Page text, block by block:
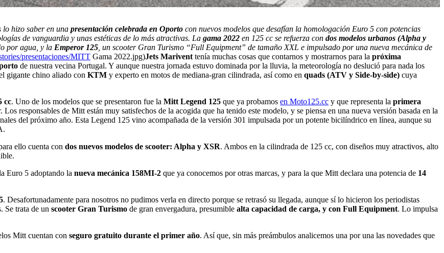
lo hizo saber en una presentación celebrada en Oporto con nuevos modelos que desafían la homologación Euro 5 con potencias
de vanguardia y unas estéticas de lo más atractivas. La gama 2022 en 125 cc se refuerza con dos modelos urbanos (Alpha y
por agua, y la Emperor 125 , un scooter Gran Turismo “Full Equipment” de tamaño XXL e impulsado por una nueva mecánica de
presentaciones/MITT Gama 2022.jpg)Jets Marivent tenía muchas cosas que contarnos y mostrarnos para la próxima
de nuestra vecina Portugal. Y aunque nuestra jornada estuvo dominada por la lluvia, la meteorología no deslució para nada los
gigante chino aliado con KTM y experto en motos de mediana-gran cilindrada, así como en quads (ATV y Side-by-side) cuya
cc. Uno de los modelos que se presentaron fue la Mitt Legend 125 que ya probamos en Moto125.cc y que representa la primera
Los responsables de Mitt están muy satisfechos de la acogida que ha tenido este modelo, y se piensa en una nueva versión basada en la
del próximo año. Esta Legend 125 vino acompañada de la versión 301 impulsada por un potente bicilíndrico en línea, aunque su
ello cuenta con dos nuevos modelos de scooter: Alpha y XSR. Ambos en la cilindrada de 125 cc, con diseños muy atractivos, alto
Euro 5 adoptando la nueva mecánica 158MI-2 que ya conocemos por otras marcas, y para la que Mitt declara una potencia de 14
. Desafortunadamente para nosotros no pudimos verla en directo porque se retrasó su llegada, aunque sí lo hicieron los periodistas
Se trata de un scooter Gran Turismo de gran envergadura, presumible alta capacidad de carga, y con Full Equipment. Lo impulsa
Mitt cuentan con seguro gratuito durante el primer año. Así que, sin más preámbulos analicemos una por una las novedades que